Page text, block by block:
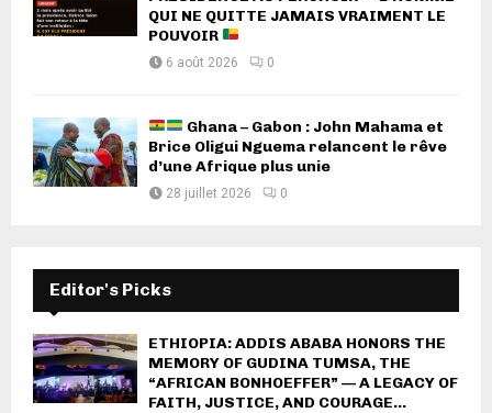
QUI NE QUITTE JAMAIS VRAIMENT LE
POUVOIR
6 août 2026 0
Ghana – Gabon : John Mahama et
Brice Oligui Nguema relancent le rêve
d’une Afrique plus unie
28 juillet 2026 0
Editor's Picks
ETHIOPIA: ADDIS ABABA HONORS THE
MEMORY OF GUDINA TUMSA, THE
“AFRICAN BONHOEFFER” — A LEGACY OF
FAITH, JUSTICE, AND COURAGE...